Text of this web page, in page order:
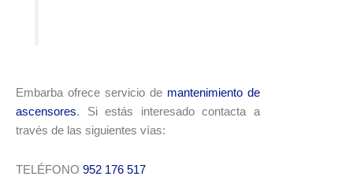
Embarba ofrece servicio de mantenimiento de
ascensores. Si estás interesado contacta a
través de las siguientes vías:
TELÉFONO 952 176 517